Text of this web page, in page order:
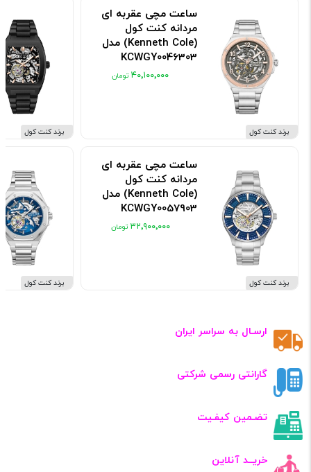
برند کنت کول
ساعت مچی عقربه ای
مردانه کنت کول
(Kenneth Cole) مدل
KCWGY0046303
۴۰٬۱۰۰٬۰۰۰
برند کنت کول
ساعت مچی عقربه ای
مردانه کنت کول
(Kenneth Cole) مدل
KCWGY0057903
۳۲٬۹۰۰٬۰۰۰
برند کنت کول
برند کنت کول
ارسـال به سراسر ایران
گارانتی رسمی شرکتی
تضـمین کیفـیت
خریــد آنلاین